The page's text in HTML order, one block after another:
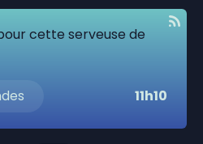
cette serveuse de
11h10